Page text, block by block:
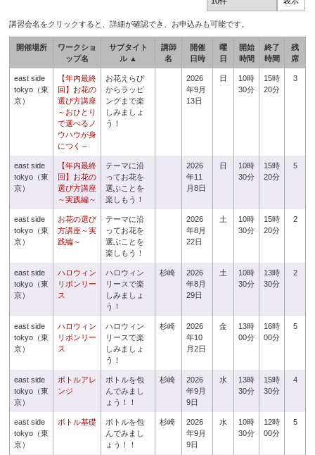
講習会名をクリックすると、詳細が確認でき、お申込みも可能です。
開催場所
ワークショ
ップ名
サブタイト
ル ▲
講師
名
開催
日時
曜
日
開始
時間
終了
時間
残
席
east side
tokyo（東
京）
【年内最終
回】お花の
選び方講座
～おひとり
で選べるノ
ウハウが身
につく～
お花えらび
からラッピ
ングまで楽
しみましょ
う！
2026
年9月
13日
日
10時
30分
15時
20分
3
east side
tokyo（東
京）
【年内最終
回】お花の
選び方講座
～実践編～
テーマに沿
ってお花を
選ぶことを
楽しもう！
2026
年11
月8日
日
10時
30分
15時
20分
5
east side
tokyo（東
京）
お花の選び
方講座～実
践編～
テーマに沿
ってお花を
選ぶことを
楽しもう！
2026
年8月
22日
土
10時
30分
15時
20分
2
east side
tokyo（東
京）
ハロウィン
リボンリー
ス
ハロウィン
リースで楽
しみましょ
う！
杉崎
2026
年8月
29日
土
10時
30分
13時
30分
2
east side
tokyo（東
京）
ハロウィン
リボンリー
ス
ハロウィン
リースで楽
しみましょ
う！
杉崎
2026
年10
月2日
金
13時
00分
16時
00分
5
east side
tokyo（東
京）
ボトルアレ
ンジ
ボトルを包
んでみまし
ょう！！
杉崎
2026
年9月
9日
水
13時
30分
15時
30分
4
east side
tokyo（東
京）
ボトル基礎
ボトルを包
んでみまし
ょう！！
杉崎
2026
年9月
9日
水
10時
30分
12時
00分
5